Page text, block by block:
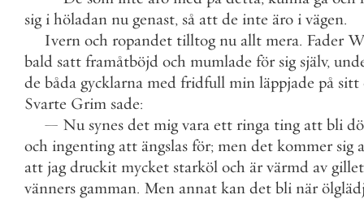
sig i höladan nu genast, så att de inte äro i vägen.
Ivern och ropandet tilltog nu allt mera. Fader
bald satt framåtböjd och mumlade för sig själv,
de båda gycklarna med fridfull min läppjade på sitt
Svarte Grim sade:
— Nu synes det mig vara ett ringa ting att bli
och ingenting att ängslas för; men det kommer sig
att jag druckit mycket starköl och är värmd av gillet
vänners gamman. Men annat kan det bli när